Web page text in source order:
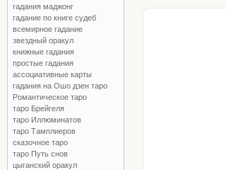
гадания маджонг
гадание по книге судеб
всемирное гадание
звездный оракул
книжные гадания
простые гадания
ассоциативные карты
гадания на Ошо дзен таро
Романтическое таро
таро Брейгеля
таро Иллюминатов
таро Тамплиеров
сказочное таро
таро Путь снов
цыганский оракул